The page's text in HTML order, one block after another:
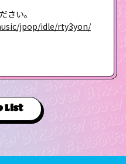
さい。
jpop/idle/rty3yon/
List